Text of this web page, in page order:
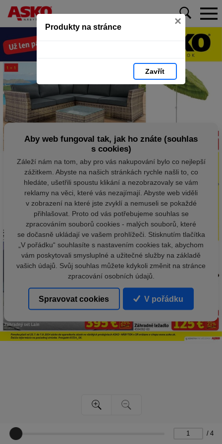
Produkty na stránce ×
Zavřít
/ 4
Aby web fungoval tak, jak ho znáte (souhlas
s cookies)
Záleží nám na tom, aby pro vás nakupování bylo co nejlepší
zážitkem. Abyste na našich stránkách rychle našli to, co
hledáte, ušetřili spoustu klikání a nezobrazovaly se vám
reklamy na věci, které vás nezajímají. Abyste web viděli
v zobrazení na které jste zvyklí a nemuseli se pokaždé
přihlašovat. Proto od vás potřebujeme souhlas se
zpracováním souborů cookies - malých souborů, které
se dočasně ukládají ve vašem prohlížeči. Stisknutím tlačítka
„V pořádku“ souhlasíte s nastavením cookies tak, abychom
vám poskytovali smysluplné a užitečné služby na základě
vašich údajů. Svůj souhlas můžete kdykoli změnit na stránce
zpracování osobních údajů.
Spravovat cookies V pořádku